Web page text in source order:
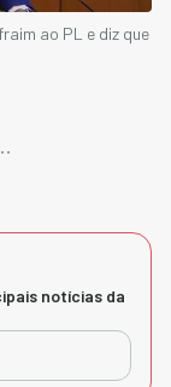
ao PL e diz que
notícias da